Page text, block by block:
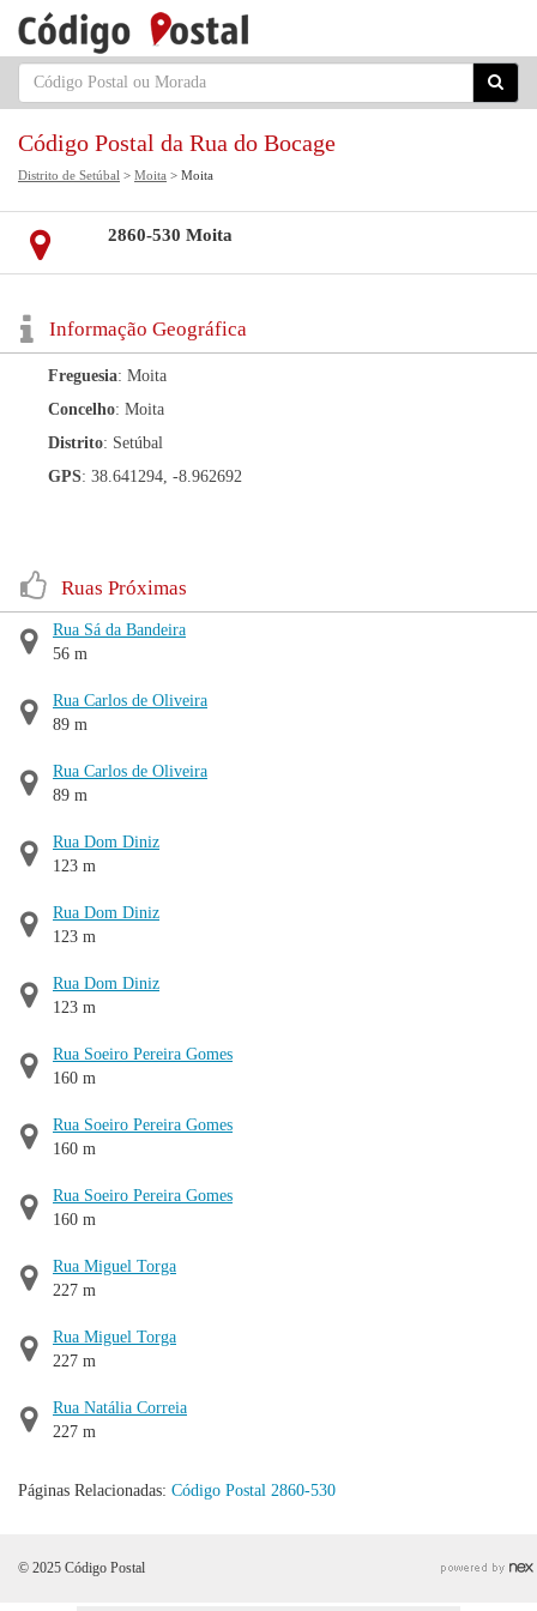
Código Postal da Rua do Bocage
Distrito de Setúbal > Moita > Moita
2860-530 Moita
Informação Geográfica
Freguesia: Moita
Concelho: Moita
Distrito: Setúbal
GPS: 38.641294, -8.962692
Ruas Próximas
Rua Sá da Bandeira
56 m
Rua Carlos de Oliveira
89 m
Rua Carlos de Oliveira
89 m
Rua Dom Diniz
123 m
Rua Dom Diniz
123 m
Rua Dom Diniz
123 m
Rua Soeiro Pereira Gomes
160 m
Rua Soeiro Pereira Gomes
160 m
Rua Soeiro Pereira Gomes
160 m
Rua Miguel Torga
227 m
Rua Miguel Torga
227 m
Rua Natália Correia
227 m
Páginas Relacionadas: Código Postal 2860-530
© 2025 Código Postal